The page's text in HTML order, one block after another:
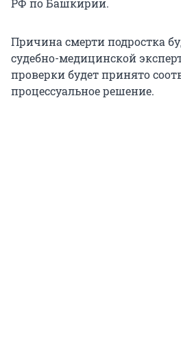
Причина смерти подростка
судебно-медицинской
проверки будет принято
процессуальное решение.